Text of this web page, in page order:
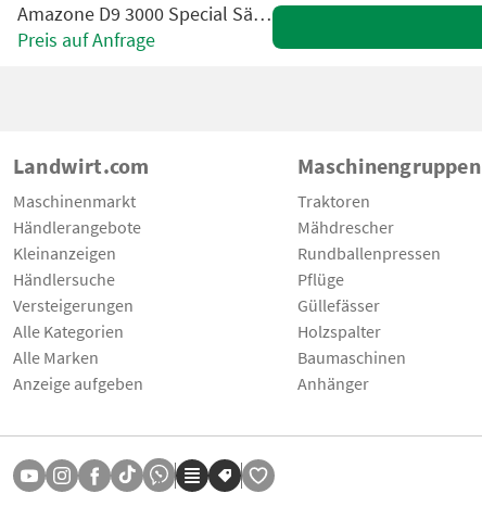
Amazone D9 3000 Special Sämaschine
Preis auf Anfrage
Landwirt.com
Maschinenmarkt
Händlerangebote
Kleinanzeigen
Händlersuche
Versteigerungen
Alle Kategorien
Alle Marken
Anzeige aufgeben
Maschinengruppen
Traktoren
Mähdrescher
Rundballenpressen
Pflüge
Güllefässer
Holzspalter
Baumaschinen
Anhänger